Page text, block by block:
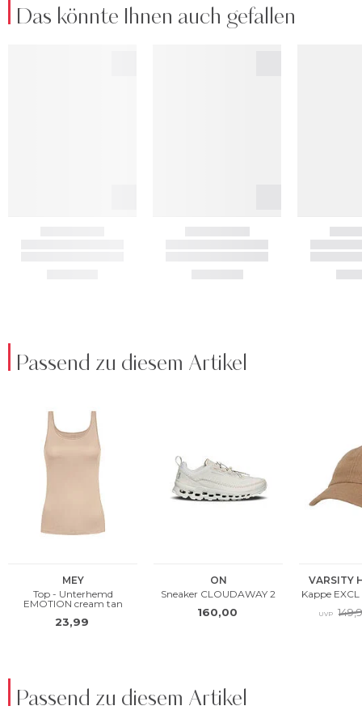
Das könnte Ihnen auch gefallen
Passend zu diesem Artikel
Passend zu diesem Artikel